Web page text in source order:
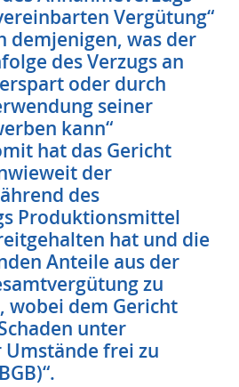
Vergütung“
demjenigen, was der
des Verzugs an
oder durch
seiner
kann“
hat das Gericht
der
des
Produktionsmittel
hat und die
Anteile aus der
zu
wobei dem Gericht
unter
frei zu